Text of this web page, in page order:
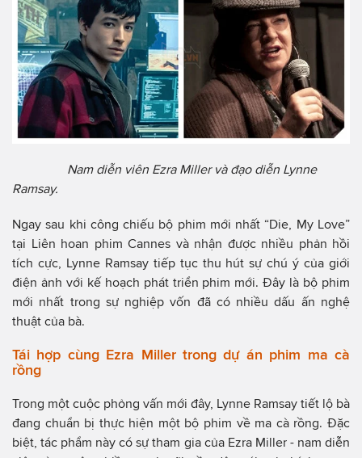
Nam diễn viên Ezra Miller và đạo diễn Lynne
Ramsay.
Ngay sau khi công chiếu bộ phim mới nhất “Die, My Love”
tại Liên hoan phim Cannes và nhận được nhiều phản hồi
tích cực, Lynne Ramsay tiếp tục thu hút sự chú ý của giới
điện ảnh với kế hoạch phát triển phim mới. Đây là bộ phim
mới nhất trong sự nghiệp vốn đã có nhiều dấu ấn nghệ
thuật của bà.
Tái hợp cùng Ezra Miller trong dự án phim ma cà
rồng
Trong một cuộc phỏng vấn mới đây, Lynne Ramsay tiết lộ bà
đang chuẩn bị thực hiện một bộ phim về ma cà rồng. Đặc
biệt, tác phẩm này có sự tham gia của Ezra Miller - nam diễn